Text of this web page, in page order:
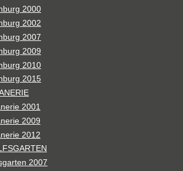
2000
2002
2007
2009
2010
2015
2001
2009
2012
2007